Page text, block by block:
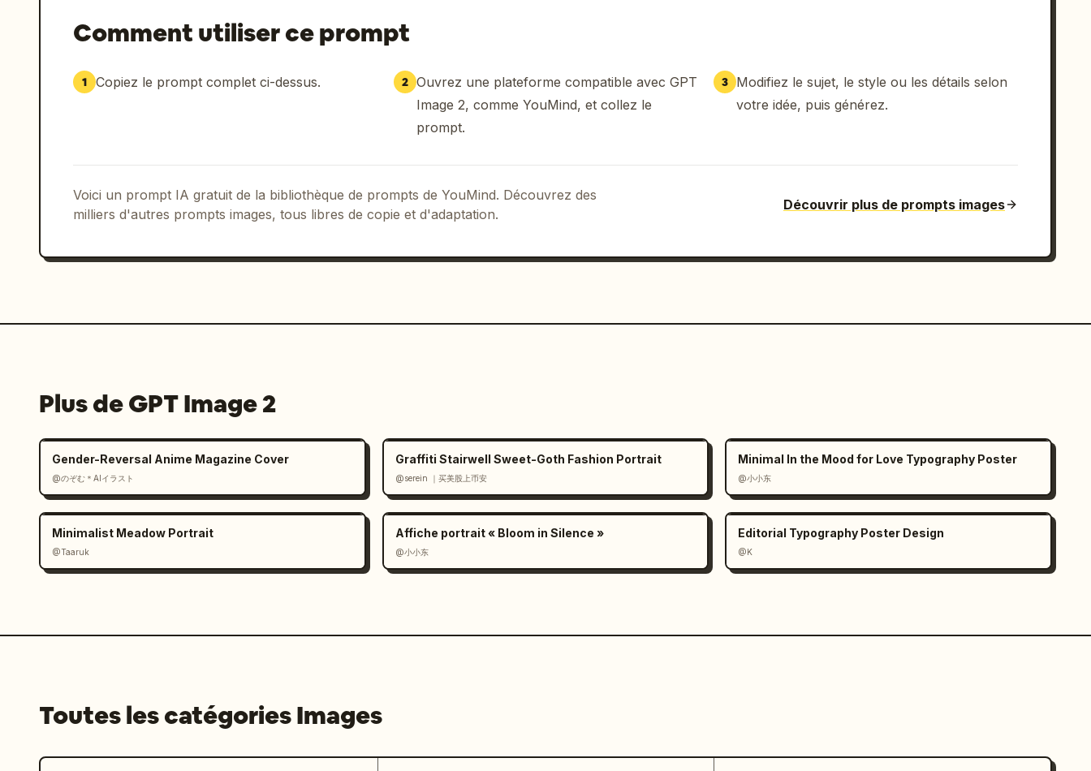
Comment utiliser ce prompt
1 Copiez le prompt complet ci-dessus. 2 Ouvrez une plateforme compatible avec GPT
Image 2, comme YouMind, et collez le
prompt.
3
Modifiez le sujet, le style ou les détails selon
votre idée, puis générez.
Voici un prompt IA gratuit de la bibliothèque de prompts de YouMind. Découvrez des
milliers d'autres prompts images, tous libres de copie et d'adaptation.
Découvrir plus de prompts images
Plus de GPT Image 2
Gender-Reversal Anime Magazine Cover
@のぞむ＊AIイラスト
Graffiti Stairwell Sweet-Goth Fashion Portrait
@serein ｜买美股上币安
Minimal In the Mood for Love Typography Poster
@小小东
Minimalist Meadow Portrait
@Taaruk
Affiche portrait « Bloom in Silence »
@小小东
Editorial Typography Poster Design
@K
Toutes les catégories Images